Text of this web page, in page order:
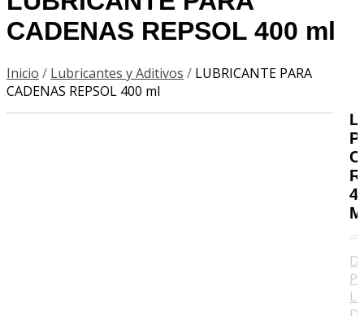
CADENAS REPSOL 400 ml
Inicio / Lubricantes y Aditivos / LUBRICANTE PARA
CADENAS REPSOL 400 ml